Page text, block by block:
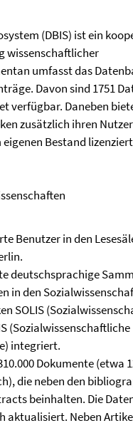
(DBIS) ist ein
wissenschaftlicher
umfasst das
Davon sind 1751
verfügbar. Daneben
zusätzlich ihren
Bestand
Benutzer in den
deutschsprachige
in den
SOLIS
(Sozialwissenschaftliche
integriert.
Dokumente (etwa
die neben den
beinhalten. Die
aktualisiert. Neben